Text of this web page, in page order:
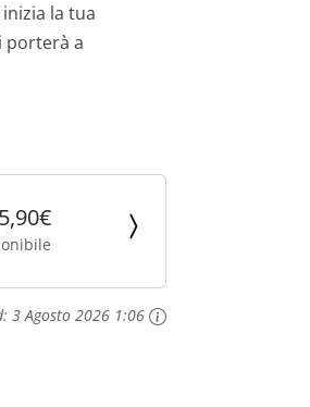
la tua
porterà a
3 Agosto 2026 1:06